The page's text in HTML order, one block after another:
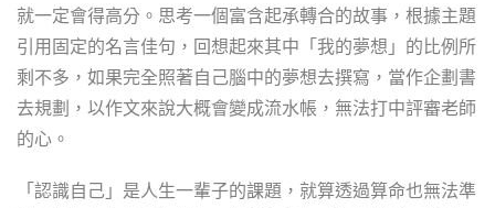
就一定會得高分。思考一個富含起承轉合的故事，根據主題
引用固定的名言佳句，回想起來其中「我的夢想」的比例所
剩不多，如果完全照著自己腦中的夢想去撰寫，當作企劃書
去規劃，以作文來說大概會變成流水帳，無法打中評審老師
的心。
「認識自己」是人生一輩子的課題，就算透過算命也無法準